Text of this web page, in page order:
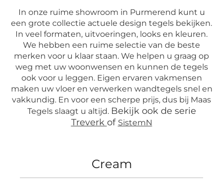
In onze ruime showroom in Purmerend kunt u
een grote collectie actuele design tegels bekijken.
In veel formaten, uitvoeringen, looks en kleuren.
We hebben een ruime selectie van de beste
merken voor u klaar staan. We helpen u graag op
weg met uw woonwensen en kunnen de tegels
ook voor u leggen. Eigen ervaren vakmensen
maken uw vloer en verwerken wandtegels snel en
vakkundig. En voor een scherpe prijs, dus bij Maas
Tegels slaagt u altijd. Bekijk ook de serie
Treverk of SistemN
Cream